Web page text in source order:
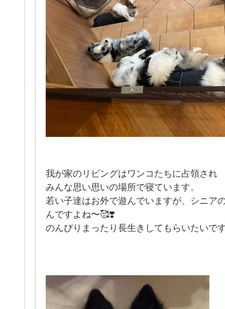
我が家のリビングはワンコたちに占領され
みんな思い思いの場所で寝ています。
若い子達はお外で遊んでいますが、シニア
んですよね〜🥰❣️
のんびりまったり長生きしてもらいたいで